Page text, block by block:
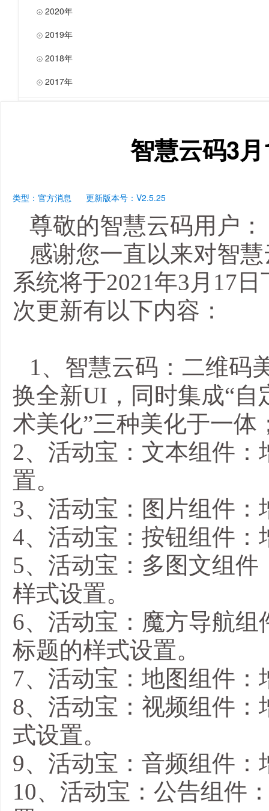
 2020年
 2019年
 2018年
 2017年
智慧云码3
类型：官方消息 更新版本号：V2.5.25
尊敬的智慧云码用户：
感谢您一直以来对智
系统将于2021年3月17日
次更新有以下内容：
1、 智慧云码：二维码
换全新UI ，同时集成“
术美化”三种美化于一体
2、活动宝：文本组件
置。
3、活动宝：图片组件
4、活动宝：按钮组件
5、活动宝：多图文组
样式设置。
6、活动宝：魔方导航
标题的样式设置。
7、活动宝：地图组件
8、活动宝：视频组件
式设置。
9、活动宝：音频组件
10、活动宝：公告组件